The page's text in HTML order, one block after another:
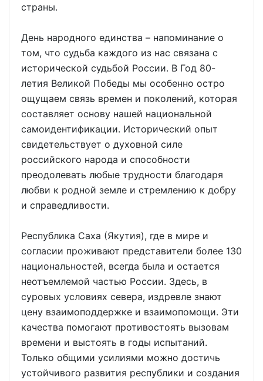
страны.
День народного единства – напоминание о
том, что судьба каждого из нас связана с
исторической судьбой России. В Год 80-
летия Великой Победы мы особенно остро
ощущаем связь времен и поколений, которая
составляет основу нашей национальной
самоидентификации. Исторический опыт
свидетельствует о духовной силе
российского народа и способности
преодолевать любые трудности благодаря
любви к родной земле и стремлению к добру
и справедливости.
Республика Саха (Якутия), где в мире и
согласии проживают представители более 130
национальностей, всегда была и остается
неотъемлемой частью России. Здесь, в
суровых условиях севера, издревле знают
цену взаимоподдержке и взаимопомощи. Эти
качества помогают противостоять вызовам
времени и выстоять в годы испытаний.
Только общими усилиями можно достичь
устойчивого развития республики и создания